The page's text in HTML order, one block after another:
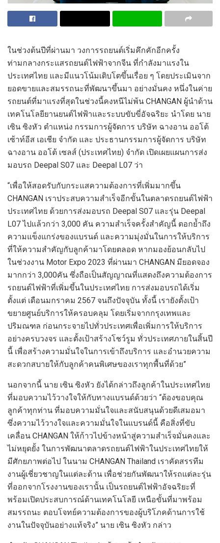
ในช่วงต้นปีที่ผ่านมา วงการรถยนต์เริ่มคึกคักอีกครั้ง
ท่ามกลางกระแสรถยนต์ไฟฟ้าจากจีน ที่กำลังมาแรงใน
ประเทศไทย และมีแนวโน้มเติบโตขึ้นเรื่อย ๆ โดยประเมินจาก
ยอดขายและสมรรถนะที่พัฒนาขึ้นมา อย่างมั่นคง หนึ่งในค่าย
รถยนต์ที่มาแรงที่สุดในช่วงนี้คงหนีไม่พ้น CHANGAN ผู้นำด้าน
เทคโนโลยียานยนต์ไฟฟ้าและระบบขับขี่อัจฉริยะ นำโดย นาย
เซิน ซิงหัว ตำแหน่ง กรรมการผู้จัดการ บริษัท ฉางอาน ออโต้
เซ้าท์อีส เอเชีย จำกัด และ ประธานกรรมการผู้จัดการ บริษัท
ฉางอาน ออโต้ เซลส์ (ประเทศไทย) จำกัด เปิดเผยแผนการส่ง
มอบรถ Deepal S07 และ Deepal L07 ว่า
“เพื่อให้สอดรับกับกระแสความต้องการที่เพิ่มมากขึ้น
CHANGAN เราประสบความสำเร็จอีกขั้นในตลาดรถยนต์ไฟฟ้า
ประเทศไทย ด้วยการส่งมอบรถ Deepal S07 และรุ่น Deepal
L07 ไปแล้วกว่า 3,000 คัน ความสำเร็จครั้งสำคัญนี้ ตอกย้ำถึง
ความแข็งแกร่งของแบรนด์ และความมุ่งมั่นในการให้บริการ
ที่ให้ความสำคัญกับลูกค้ามาโดยตลอด หากมองย้อนกลับไป
ในช่วงงาน Motor Expo 2023 ที่ผ่านมา CHANGAN มียอดจอง
มากกว่า 3,000คัน ซึ่งถือเป็นสัญญาณที่แสดงถึงความต้องการ
รถยนต์ไฟฟ้าที่เพิ่มขึ้นในประเทศไทย การส่งมอบรถได้เริ่ม
ตั้งแต่ เดือนมกราคม 2567 จนถึงปัจจุบัน ทั้งนี้ เรายังตั้งเป้า
ขยายศูนย์บริการให้ครอบคลุม โดยเริ่มจากกรุงเทพและ
ปริมณฑล ก่อนกระจายไปทั่วประเทศเพื่อเพิ่มการให้บริการ
อย่างครบวงจร และตั้งเป้าสร้างโชว์รูม ทั่วประเทศภายในสิ้นปี
นี้ เพื่อสร้างความมั่นใจในการเข้าถึงบริการ และอำนวยความ
สะดวกสบายให้กับลูกค้าคนพิเศษของเราทุกพื้นที่ด้วย”
นอกจากนี้ นาย เซิน ซิงหัว ยังได้กล่าวถึงลูกค้าในประเทศไทย
ที่มอบความไว้วางใจให้กับทางแบรนด์ด้วยว่า “ต้องขอบคุณ
ลูกค้าทุกท่าน ที่มอบความมั่นใจและสนับสนุนด้วยดีเสมอมา
ซึ่งความไว้วางใจและความมั่นใจในแบรนด์นี้ คือสิ่งที่ขับ
เคลื่อน CHANGAN ให้ก้าวไปข้างหน้าสู่ความสำเร็จมั่นคงและ
ไม่หยุดยั้ง ในการพัฒนาตลาดรถยนต์ไฟฟ้าในประเทศไทยให้
มีศักยภาพต่อไป ในนาม CHANGAN Thailand เราคัดสรรทีม
งานผู้เชี่ยวชาญในแต่ละด้าน เพื่อช่วยกันพัฒนาให้รถแต่ละรุ่น
ที่ออกจากโรงงานของเรานั้น เป็นรถยนต์ไฟฟ้าอัจฉริยะที่
พร้อมเปิดประสบการณ์ด้านเทคโนโลยี เหนือขั้นที่มาพร้อม
สมรรถนะ ตอบโจทย์ความต้องการของผู้บริโภคด้านการใช้
งานในปัจจุบันอย่างแท้จริง” นาย เซิน ซิงหัว กล่าว